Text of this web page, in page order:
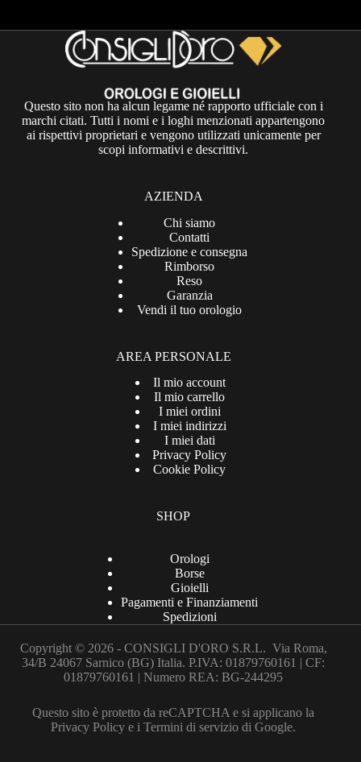
Questo sito non ha alcun legame né rapporto ufficiale con i
marchi citati. Tutti i nomi e i loghi menzionati appartengono
ai rispettivi proprietari e vengono utilizzati unicamente per
scopi informativi e descrittivi.
AZIENDA
Chi siamo
Contatti
Spedizione e consegna
Rimborso
Reso
Garanzia
Vendi il tuo orologio
AREA PERSONALE
Il mio account
Il mio carrello
I miei ordini
I miei indirizzi
I miei dati
Privacy Policy
Cookie Policy
SHOP
Orologi
Borse
Gioielli
Pagamenti e Finanziamenti
Spedizioni
Copyright © 2026 - CONSIGLI D'ORO S.R.L. Via Roma,
34/B 24067 Sarnico (BG) Italia. P.IVA: 01879760161 | CF:
01879760161 | Numero REA: BG-244295
Questo sito è protetto da reCAPTCHA e si applicano la
Privacy Policy e iTermini di servizio di Google.